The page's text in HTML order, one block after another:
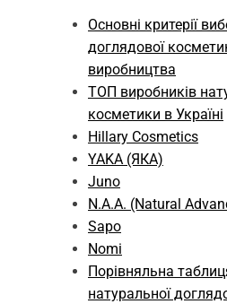
Основні критерії
доглядової
виробництва
ТОП виробників
косметики в Україні
Hillary Cosmetics
YAKA (ЯКА)
Juno
N.A.A. (Natural
Sapo
Nomi
Порівняльна
натуральної